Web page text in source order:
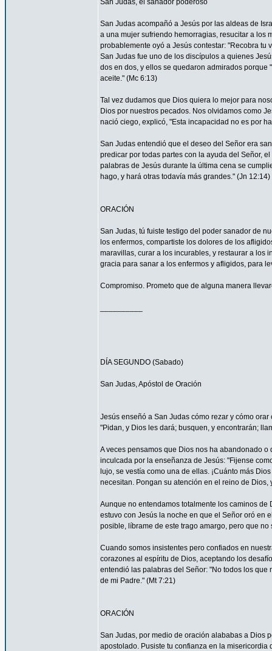
San Judas, el sanador poderoso
San Judas acompañó a Jesús por las aldeas de
a una mujer sufriendo hemorragias, resucitar a los
probablemente oyó a Jesús contestar: "Recobra tu
San Judas fue uno de los discípulos a quienes
dos en dos, y ellos se quedaron admirados
aceite." (Mc 6:13)
Tal vez dudamos que Dios quiera lo mejor para
Dios por nuestros pecados. Nos olvidamos como
nació ciego, explicó, "Esta incapacidad no es por
San Judas entendió que el deseo del Señor era
predicar por todas partes con la ayuda del Señor,
palabras de Jesús durante la última cena se
hago, y hará otras todavía más grandes." (Jn 12:14)
ORACIÓN
San Judas, tú fuiste testigo del poder sanador de
los enfermos, compartiste los dolores de los
maravillas, curar a los incurables, y restaurar a los
gracia para sanar a los enfermos y afligidos, para
Compromiso. Prometo que de alguna manera
DÍA SEGUNDO (Sabado)
San Judas, Apóstol de Oración
Jesús enseñó a San Judas cómo rezar y cómo
"Pidan, y Dios les dará; busquen, y encontrarán;
A veces pensamos que Dios nos ha abandonado
inculcada por la enseñanza de Jesús: "Fijense
lujo, se vestía como una de ellas. ¡Cuánto más
necesitan. Pongan su atención en el reino de
Aunque no entendamos totalmente los caminos
estuvo con Jesús la noche en que el Señor oró en
posible, líbrame de este trago amargo, pero que
Cuando somos insistentes pero confiados en
corazones al espíritu de Dios, aceptando los
entendió las palabras del Señor: "No todos los
de mi Padre." (Mt 7:21)
ORACIÓN
San Judas, por medio de oración alababas a Dios
apostolado. Pusiste tu confianza en la